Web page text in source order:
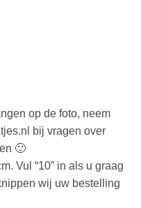
op de foto, neem
bij vragen over
🙂
Vul “10” in als u graag
wij uw bestelling